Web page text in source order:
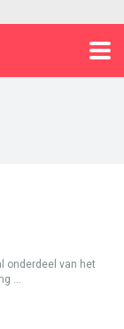
onderdeel van het
...